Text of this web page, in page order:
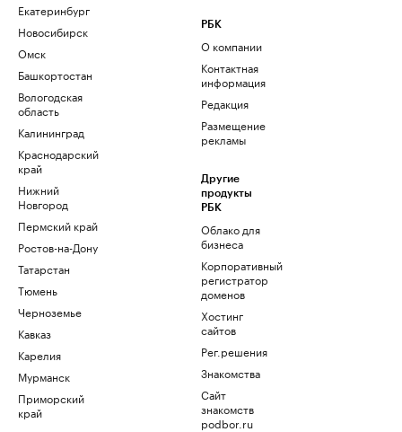
Екатеринбург
Новосибирск
Омск
Башкортостан
Вологодская
область
Калининград
Краснодарский
край
Нижний
Новгород
Пермский край
Ростов-на-Дону
Татарстан
Тюмень
Черноземье
Кавказ
Карелия
Мурманск
Приморский
край
РБК
О компании
Контактная
информация
Редакция
Размещение
рекламы
Другие
продукты
РБК
Облако для
бизнеса
Корпоративный
регистратор
доменов
Хостинг
сайтов
Рег.решения
Знакомства
Сайт
знакомств
podbor.ru